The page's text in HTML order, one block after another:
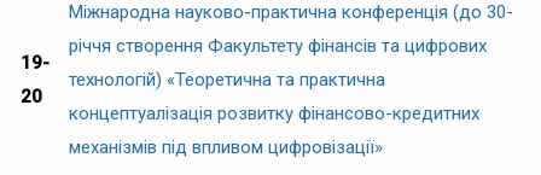
19-
20
Міжнародна науково-практична конференція (до 30-
річчя створення Факультету фінансів та цифрових
технологій) «Теоретична та практична
концептуалізація розвитку фінансово-кредитних
механізмів під впливом цифровізації»